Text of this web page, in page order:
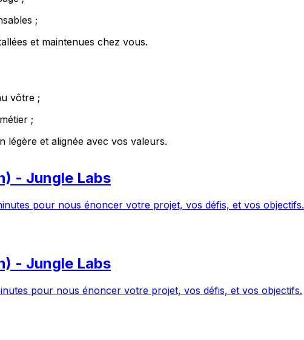
;
et maintenues chez vous.
vôtre ;
;
légère et alignée avec vos valeurs.
- Jungle Labs
pour nous énoncer votre projet, vos défis, et vos objectifs.
- Jungle Labs
pour nous énoncer votre projet, vos défis, et vos objectifs.